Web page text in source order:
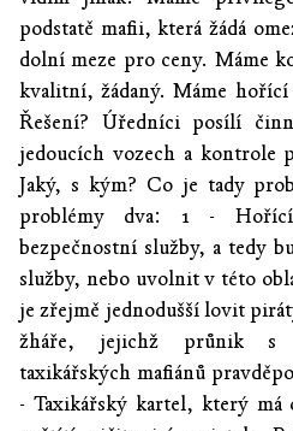
podstatě mafii, která žádá
dolní meze pro ceny. Máme
kvalitní, žádaný. Máme
Řešení? Úředníci posílí
jedoucích vozech a kontrole
Jaký, s kým? Co je tady
problémy dva: 1 - Hořící
bezpečnostní služby, a tedy
služby, nebo uvolnit v této
je zřejmě jednodušší lovit
žháře, jejichž průnik s
taxikářských mafiánů
- Taxikářský kartel, který má